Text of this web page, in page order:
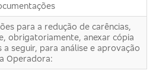
para a redução de carências,
obrigatoriamente, anexar cópia
seguir, para análise e aprovação
Operadora: